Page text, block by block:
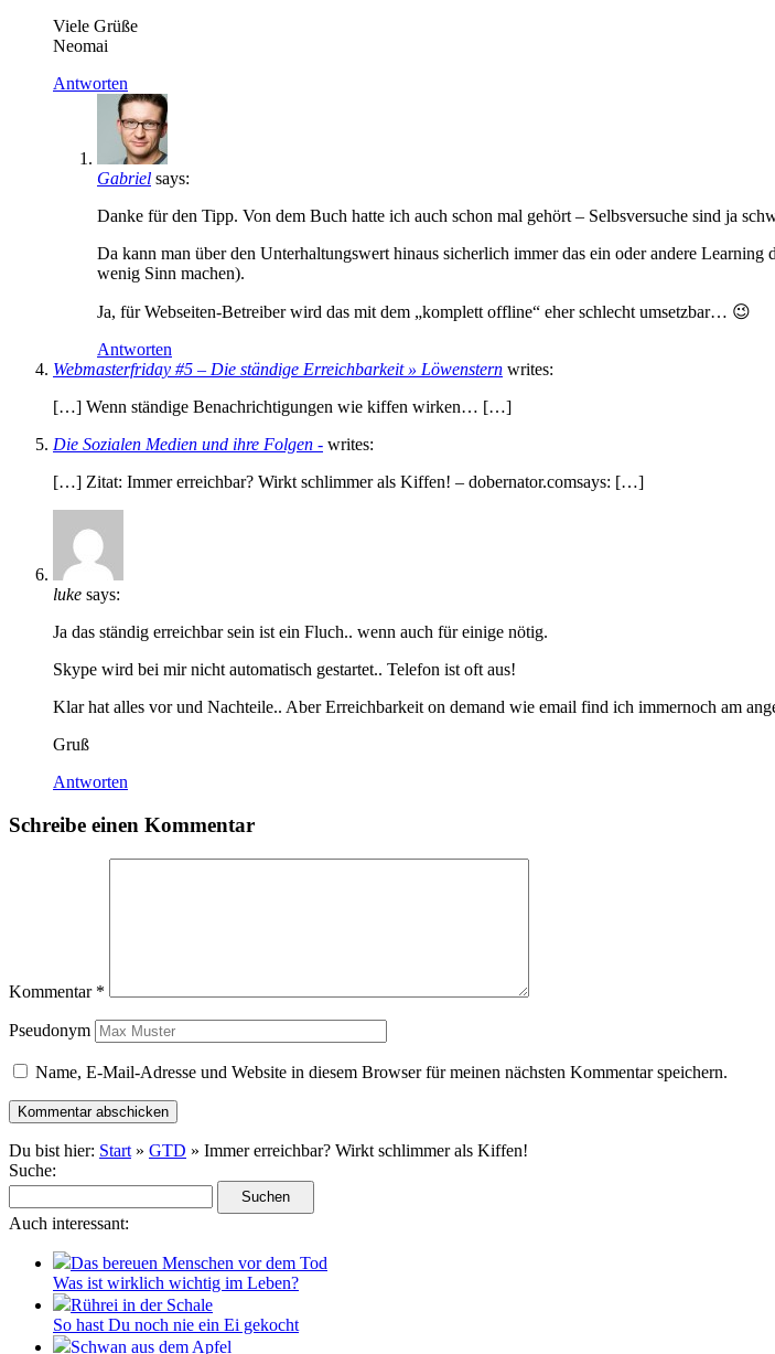
Viele Grüße
Neomai
Antworten
Gabriel says:
Danke für den Tipp. Von dem Buch hatte ich auch schon mal gehört – Selbsversuche sind ja
Da kann man über den Unterhaltungswert hinaus sicherlich immer das ein oder andere
wenig Sinn machen).
Ja, für Webseiten-Betreiber wird das mit dem „komplett offline“ eher schlecht umsetzbar… 😉
Antworten
Webmasterfriday #5 – Die ständige Erreichbarkeit » Löwenstern writes:
[…] Wenn ständige Benachrichtigungen wie kiffen wirken… […]
Die Sozialen Medien und ihre Folgen - writes:
[…] Zitat: Immer erreichbar? Wirkt schlimmer als Kiffen! – dobernator.comsays: […]
luke says:
Ja das ständig erreichbar sein ist ein Fluch.. wenn auch für einige nötig.
Skype wird bei mir nicht automatisch gestartet.. Telefon ist oft aus!
Klar hat alles vor und Nachteile.. Aber Erreichbarkeit on demand wie email find ich immernoch am
Gruß
Antworten
Schreibe einen Kommentar
Kommentar *
Pseudonym
Name, E-Mail-Adresse und Website in diesem Browser für meinen nächsten Kommentar speichern.
Du bist hier: Start » GTD » Immer erreichbar? Wirkt schlimmer als Kiffen!
Suche:
Auch interessant:
Das bereuen Menschen vor dem Tod
Was ist wirklich wichtig im Leben?
Rührei in der Schale
So hast Du noch nie ein Ei gekocht
Schwan aus dem Apfel